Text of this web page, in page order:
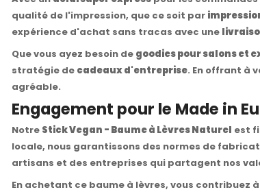
qualité de l'impression, que ce soit par
expérience d'achat sans tracas avec une
Que vous ayez besoin de goodies pour salons et
stratégie de cadeaux d'entreprise. En offrant à
agréable.
Engagement pour le Made in
Notre Stick Vegan - Baume à Lèvres Naturel est
locale, nous garantissons des normes de
artisans et des entreprises qui partagent nos
En achetant ce baume à lèvres, vous